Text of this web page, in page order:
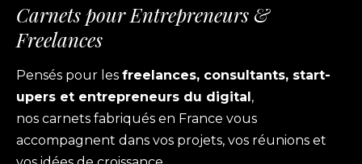
Carnets pour Entrepreneurs &
Freelances
Pensés pour les freelances, consultants, start-
upers et entrepreneurs du digital,
nos carnets fabriqués en France vous
accompagnent dans vos projets, vos réunions et